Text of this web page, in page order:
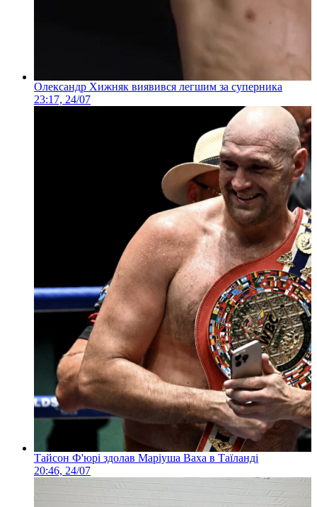
Олександр Хижняк виявився легшим за суперника
23:17, 24/07
Тайсон Ф'юрі здолав Маріуша Ваха в Таїланді
20:46, 24/07